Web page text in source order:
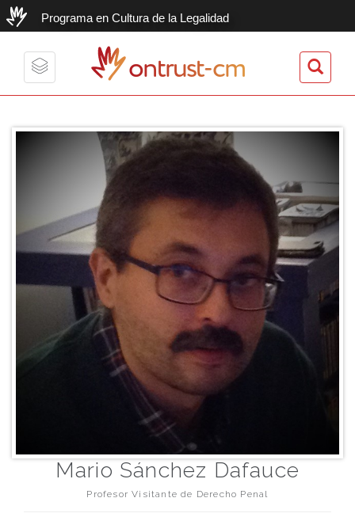
Programa en Cultura de la Legalidad
Toggle
ontrust-cm
Mario Sánchez Dafauce
Profesor Visitante de Derecho Penal